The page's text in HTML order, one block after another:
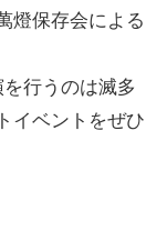
燈保存会による
行うのは滅多
イベントをぜひ